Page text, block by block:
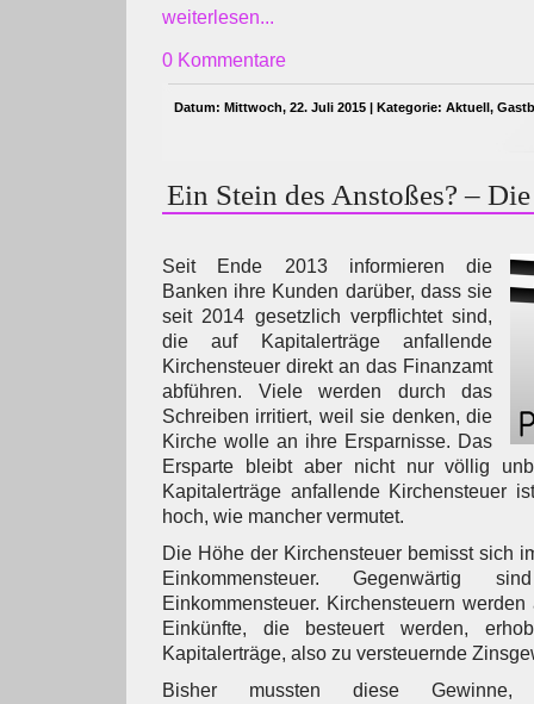
weiterlesen...
0 Kommentare
Datum: Mittwoch, 22. Juli 2015 | Kategorie: Aktuell,
Ein Stein des Anstoßes? –
Seit Ende 2013 informieren die
Banken ihre Kunden darüber, dass sie
seit 2014 gesetzlich verpflichtet sind,
die auf Kapitalerträge anfallende
Kirchensteuer direkt an das Finanzamt
abführen. Viele werden durch das
Schreiben irritiert, weil sie denken, die
Kirche wolle an ihre Ersparnisse. Das
Ersparte bleibt aber nicht nur völlig
Kapitalerträge anfallende Kirchensteuer
hoch, wie mancher vermutet.
Die Höhe der Kirchensteuer bemisst sich
Einkommensteuer.
Einkommensteuer. Kirchensteuern
Einkünfte, die besteuert werden,
Kapitalerträge, also zu versteuernde
Bisher mussten diese